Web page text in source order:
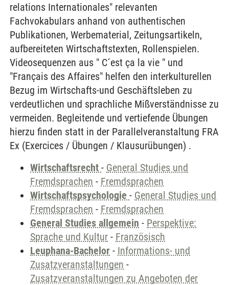
relations Internationales" relevanten
Fachvokabulars anhand von authentischen
Publikationen, Werbematerial, Zeitungsartikeln,
aufbereiteten Wirtschaftstexten, Rollenspielen.
Videosequenzen aus " C´est ça la vie " und
"Français des Affaires" helfen den interkulturellen
Bezug im Wirtschafts-und Geschäftsleben zu
verdeutlichen und sprachliche Mißverständnisse zu
vermeiden. Begleitende und vertiefende Übungen
hierzu finden statt in der Parallelveranstaltung FRA
Ex (Exercices / Übungen / Klausurübungen) .
Wirtschaftsrecht - General Studies und
Fremdsprachen - Fremdsprachen
Wirtschaftspsychologie - General Studies und
Fremdsprachen - Fremdsprachen
General Studies allgemein - Perspektive:
Sprache und Kultur - Französisch
Leuphana-Bachelor - Informations- und
Zusatzveranstaltungen -
Zusatzveranstaltungen zu Angeboten der